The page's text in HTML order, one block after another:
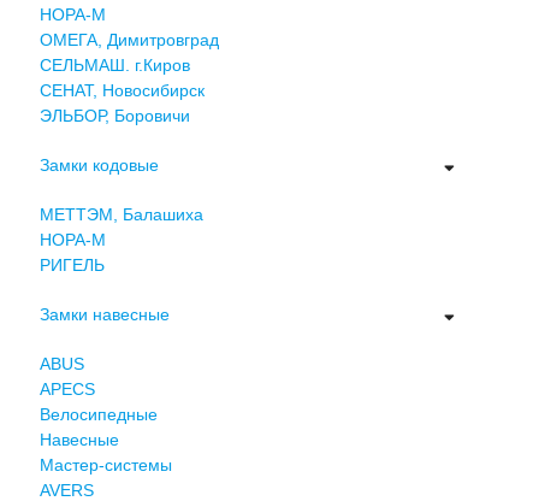
НОРА-М
ОМЕГА, Димитровград
СЕЛЬМАШ. г.Киров
СЕНАТ, Новосибирск
ЭЛЬБОР, Боровичи
Замки кодовые
МЕТТЭМ, Балашиха
НОРА-М
РИГЕЛЬ
Замки навесные
ABUS
APECS
Велосипедные
Навесные
Мастер-системы
AVERS